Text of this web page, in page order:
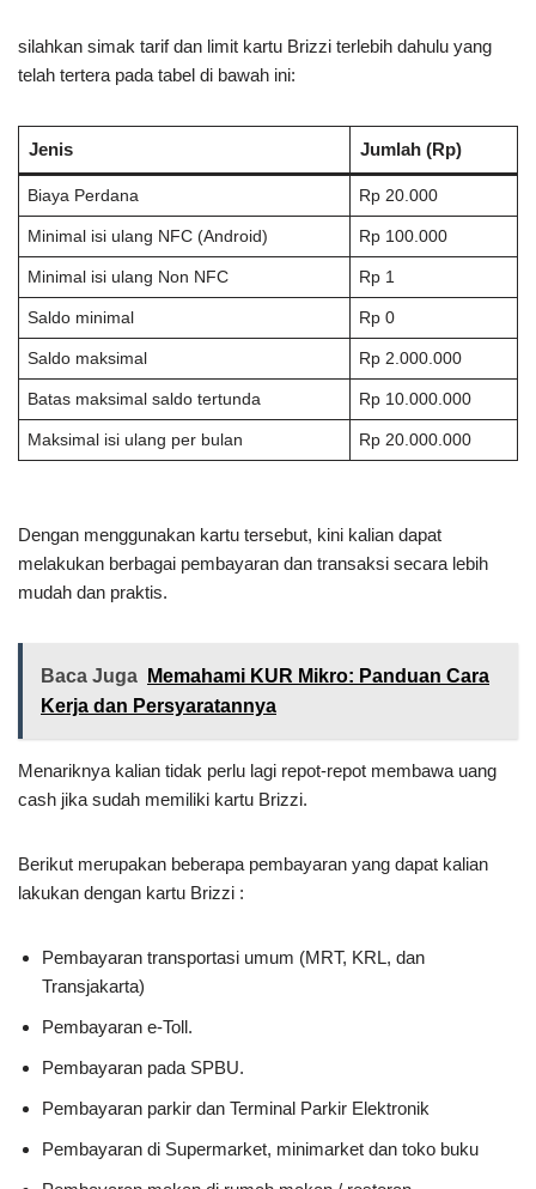
silahkan simak tarif dan limit kartu Brizzi terlebih dahulu yang
telah tertera pada tabel di bawah ini:
Jenis Jumlah (Rp)
Biaya Perdana Rp 20.000
Minimal isi ulang NFC (Android) Rp 100.000
Minimal isi ulang Non NFC Rp 1
Saldo minimal Rp 0
Saldo maksimal Rp 2.000.000
Batas maksimal saldo tertunda Rp 10.000.000
Maksimal isi ulang per bulan Rp 20.000.000
Dengan menggunakan kartu tersebut, kini kalian dapat
melakukan berbagai pembayaran dan transaksi secara lebih
mudah dan praktis.
Baca Juga
Memahami KUR Mikro: Panduan Cara
Kerja dan Persyaratannya
Menariknya kalian tidak perlu lagi repot-repot membawa uang
cash jika sudah memiliki kartu Brizzi.
Berikut merupakan beberapa pembayaran yang dapat kalian
lakukan dengan kartu Brizzi :
Pembayaran transportasi umum (MRT, KRL, dan
Transjakarta)
Pembayaran e-Toll.
Pembayaran pada SPBU.
Pembayaran parkir dan Terminal Parkir Elektronik
Pembayaran di Supermarket, minimarket dan toko buku